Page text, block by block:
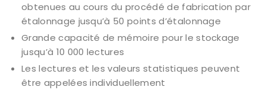
obtenues au cours du procédé de fabrication par
étalonnage jusqu’à 50 points d’étalonnage
Grande capacité de mémoire pour le stockage
jusqu’à 10 000 lectures
Les lectures et les valeurs statistiques peuvent
être appelées individuellement